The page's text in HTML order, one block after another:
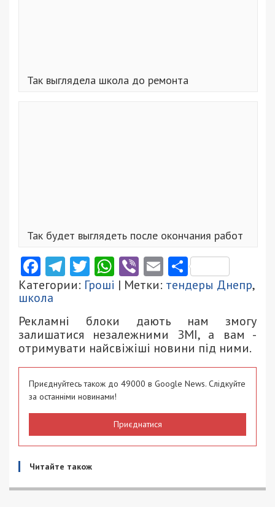
Так выглядела школа до ремонта
Так будет выглядеть после окончания работ
Facebook
Telegram
Twitter
WhatsApp
ViberEmail
Категории: Гроші | Метки: тендеры Днепр,
школа
Рекламні блоки дають нам змогу
залишатися незалежними ЗМІ, а вам -
отримувати найсвіжіші новини під ними.
Приєднуйтесь також до 49000 в Google News. Слідкуйте
за останніми новинами!
Приєднатися
Читайте також